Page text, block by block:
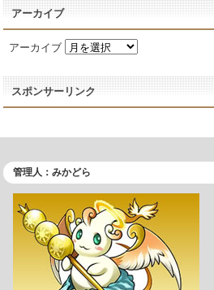
アーカイブ
アーカイブ
スポンサーリンク
管理人：みかどら